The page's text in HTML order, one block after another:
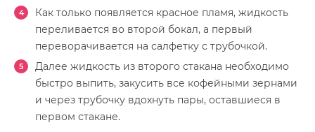
Как только появляется красное пламя, жидкость
переливается во второй бокал, а первый
переворачивается на салфетку с трубочкой.
Далее жидкость из второго стакана необходимо
быстро выпить, закусить все кофейными зернами
и через трубочку вдохнуть пары, оставшиеся в
первом стакане.